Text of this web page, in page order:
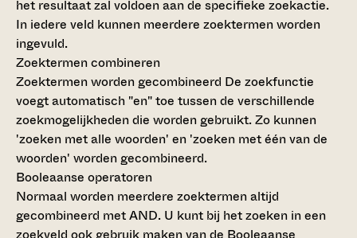
het resultaat zal voldoen aan de specifieke zoekactie.
In iedere veld kunnen meerdere zoektermen worden
ingevuld.
Zoektermen combineren
Zoektermen worden gecombineerd De zoekfunctie
voegt automatisch "en" toe tussen de verschillende
zoekmogelijkheden die worden gebruikt. Zo kunnen
'zoeken met alle woorden' en 'zoeken met één van de
woorden' worden gecombineerd.
Booleaanse operatoren
Normaal worden meerdere zoektermen altijd
gecombineerd met AND. U kunt bij het zoeken in een
zoekveld ook gebruik maken van de Booleaanse